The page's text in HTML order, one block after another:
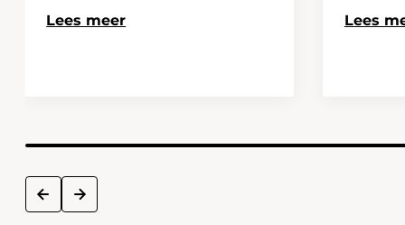
Lees meer Lees
prev next